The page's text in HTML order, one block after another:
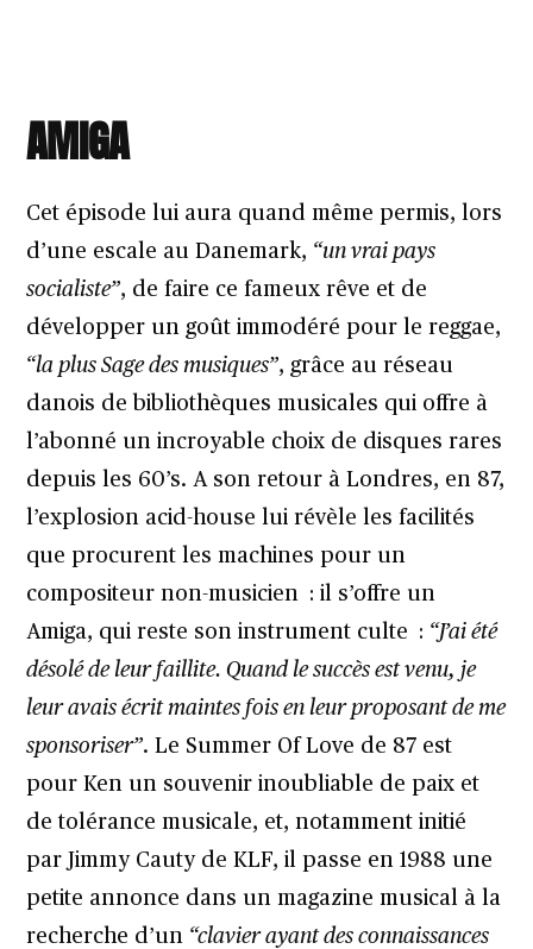
AMIGA
Cet épisode lui aura quand même permis, lors
d’une escale au Danemark, “un vrai pays
socialiste”, de faire ce fameux rêve et de
développer un goût immodéré pour le reggae,
“la plus Sage des musiques”, grâce au réseau
danois de bibliothèques musicales qui offre à
l’abonné un incroyable choix de disques rares
depuis les 60’s. A son retour à Londres, en 87,
l’explosion acid-house lui révèle les facilités
que procurent les machines pour un
compositeur non-musicien : il s’offre un
Amiga, qui reste son instrument culte : “J’ai été
désolé de leur faillite. Quand le succès est venu, je
leur avais écrit maintes fois en leur proposant de me
sponsoriser”. Le Summer Of Love de 87 est
pour Ken un souvenir inoubliable de paix et
de tolérance musicale, et, notamment initié
par Jimmy Cauty de KLF, il passe en 1988 une
petite annonce dans un magazine musical à la
recherche d’un “clavier ayant des connaissances